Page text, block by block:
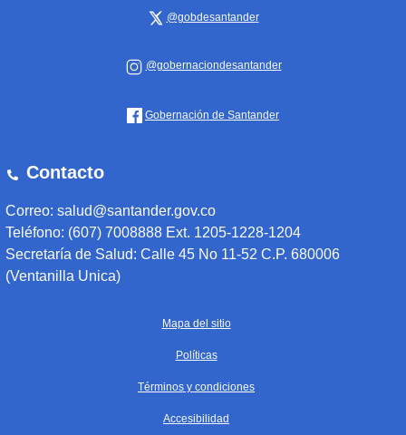
@gobdesantander
@gobernaciondesantander
Gobernación de Santander
Contacto
Correo: salud@santander.gov.co
Teléfono: (607) 7008888 Ext. 1205-1228-1204
Secretaría de Salud: Calle 45 No 11-52 C.P. 680006
(Ventanilla Unica)
Mapa del sitio
Políticas
Términos y condiciones
Accesibilidad